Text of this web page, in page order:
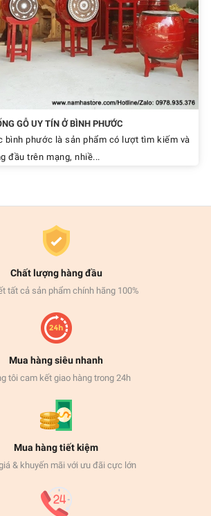
GỖ UY TÍN Ở BÌNH PHƯỚC
bình phước là sản phẩm có lượt tìm kiếm và
đầu trên mạng, nhiề...
Chất lượng hàng đầu
tất cả sản phẩm chính hãng 100%
Mua hàng siêu nhanh
tôi cam kết giao hàng trong 24h
Mua hàng tiết kiệm
& khuyến mãi với ưu đãi cực lớn